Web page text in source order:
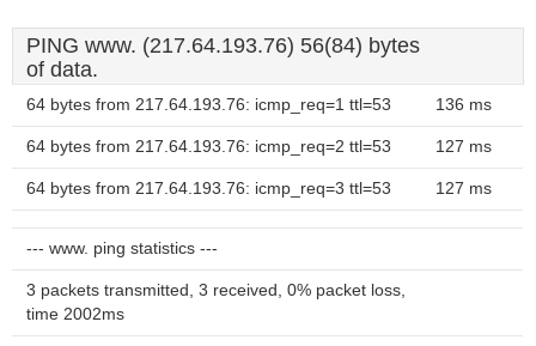
PING www. (217.64.193.76) 56(84) bytes
of data.
64 bytes from 217.64.193.76: icmp_req=1 ttl=53 136 ms
64 bytes from 217.64.193.76: icmp_req=2 ttl=53 127 ms
64 bytes from 217.64.193.76: icmp_req=3 ttl=53 127 ms
--- www. ping statistics ---
3 packets transmitted, 3 received, 0% packet loss,
time 2002ms